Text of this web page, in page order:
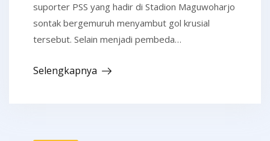
suporter PSS yang hadir di Stadion Maguwoharjo
sontak bergemuruh menyambut gol krusial
tersebut. Selain menjadi pembeda…
Selengkapnya